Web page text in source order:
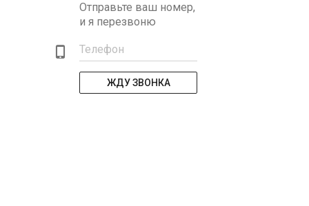
Отправьте ваш номер,
и я перезвоню
Телефон
ЖДУ ЗВОНКА